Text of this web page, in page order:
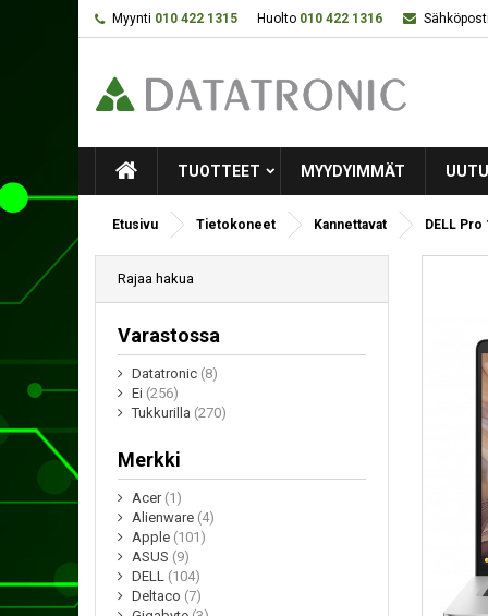
Myynti 010 422 1315 Huolto 010 422 1316
TUOTTEET MYYDYIMMÄT
Etusivu Tietokoneet Kannettavat DELL
Rajaa hakua
Varastossa
Datatronic (8)
Ei (256)
Tukkurilla (270)
Merkki
Acer (1)
Alienware (4)
Apple (101)
ASUS (9)
DELL (104)
Deltaco (7)